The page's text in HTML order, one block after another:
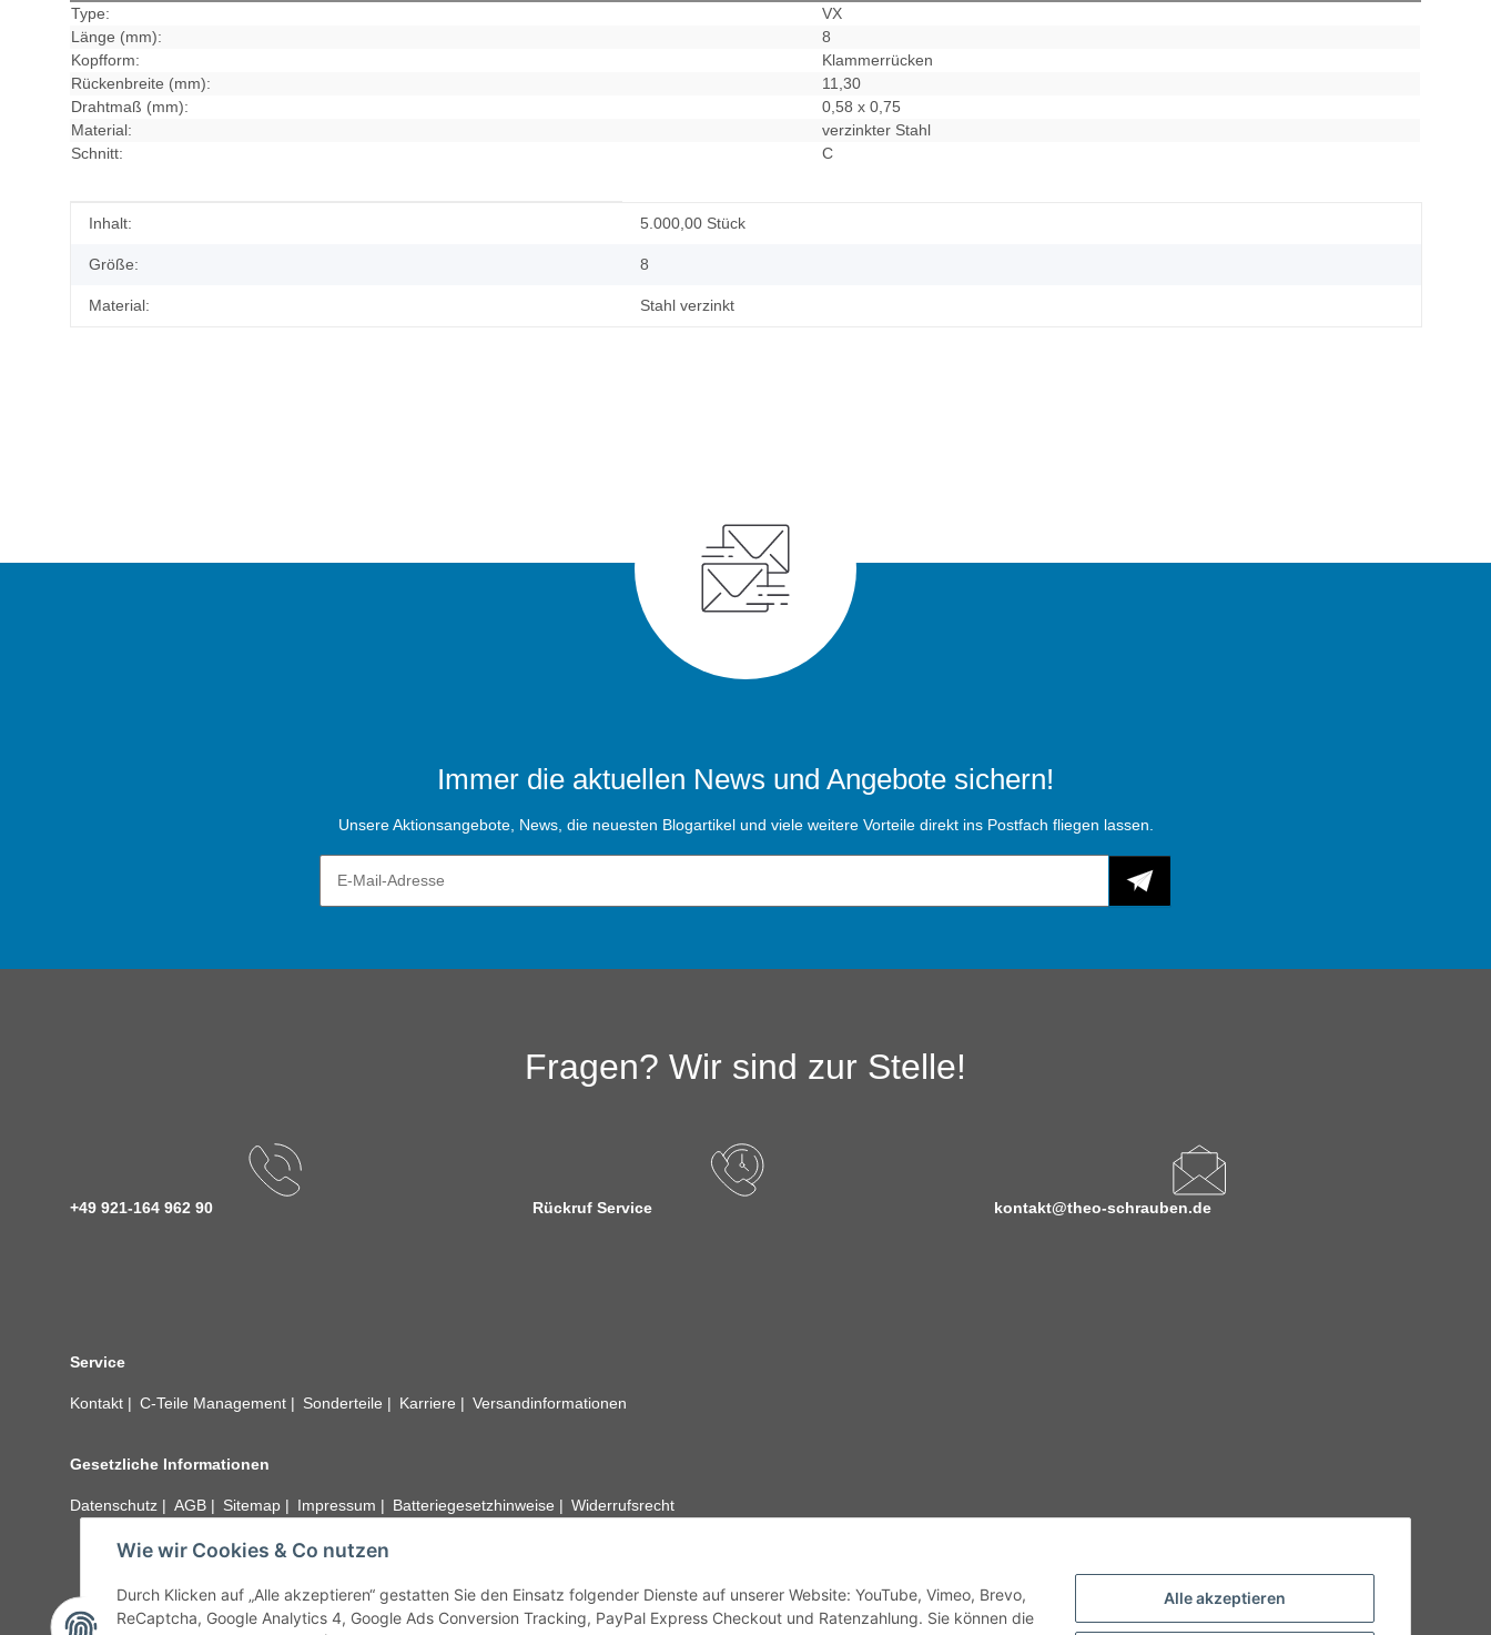
Alle akzeptieren
Wie wir Cookies & Co nutzen
Durch Klicken auf „Alle akzeptieren“ gestatten Sie den Einsatz folgender Dienste auf unserer Website: YouTube, Vimeo, Brevo,
ReCaptcha, Google Analytics 4, Google Ads Conversion Tracking, PayPal Express Checkout und Ratenzahlung. Sie können die
Type:
VX
Länge (mm):
8
Kopfform:
Klammerrücken
Rückenbreite (mm):
11,30
Drahtmaß (mm):
0,58 x 0,75
Material:
verzinkter Stahl
Schnitt:
C
Produkteigenschaft
Wert
Inhalt: 5.000,00 Stück
Größe: 8
Material: Stahl verzinkt
Immer die aktuellen News und Angebote sichern!
Unsere Aktionsangebote, News, die neuesten Blogartikel und viele weitere Vorteile direkt ins Postfach fliegen lassen.
Fragen? Wir sind zur Stelle!
+49 921-164 962 90 Rückruf Service kontakt@theo-schrauben.de
Service
Kontakt C-Teile Management Sonderteile Karriere Versandinformationen
Gesetzliche Informationen
Datenschutz AGB Sitemap Impressum Batteriegesetzhinweise Widerrufsrecht
unseren Kundenservice. Abbildungen der Artikel können beispielhaft sein und vom Produkt abweichen.